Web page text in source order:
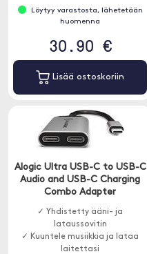
liittämisen varmistamiseksi.
Löytyy varastosta, lähetetään
huomenna
30.90 €
Lisää ostoskoriin
Alogic Ultra USB-C to USB-C
Audio and USB-C Charging
Combo Adapter
✓ Yhdistetty ääni- ja
lataussovitin
✓ Kuuntele musiikkia ja lataa
laitettasi